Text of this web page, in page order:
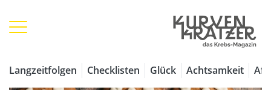
Langzeitfolgen Checklisten Glück Achtsamkeit